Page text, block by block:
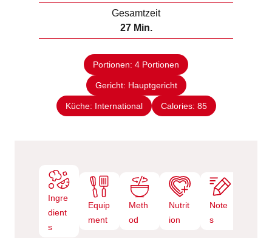
t
e
i
e
Gesamtzeit
27M
i
n
u
t
n
Min.
Portionen: 4 Portionen
Gericht: Hauptgericht
Küche: International Calories: 85
Ingre
dient
s
Equip
ment
Meth
od
Nutrit
ion
Note
s